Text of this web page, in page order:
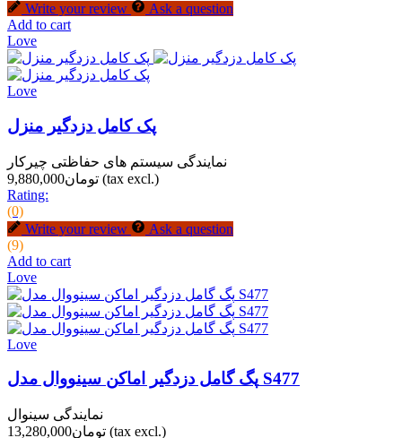
Write your review
Ask a question
Add to cart
Love
Love
پک کامل دزدگیر منزل
نمایندگی سیستم های حفاظتی چیرکار
تومان9,880,000 (tax excl.)
Rating:
(0)
Write your review
Ask a question
(9)
Add to cart
Love
Love
پگ گامل دزدگیر اماکن سینووال مدل S477
نمایندگی سینوال
تومان13,280,000 (tax excl.)